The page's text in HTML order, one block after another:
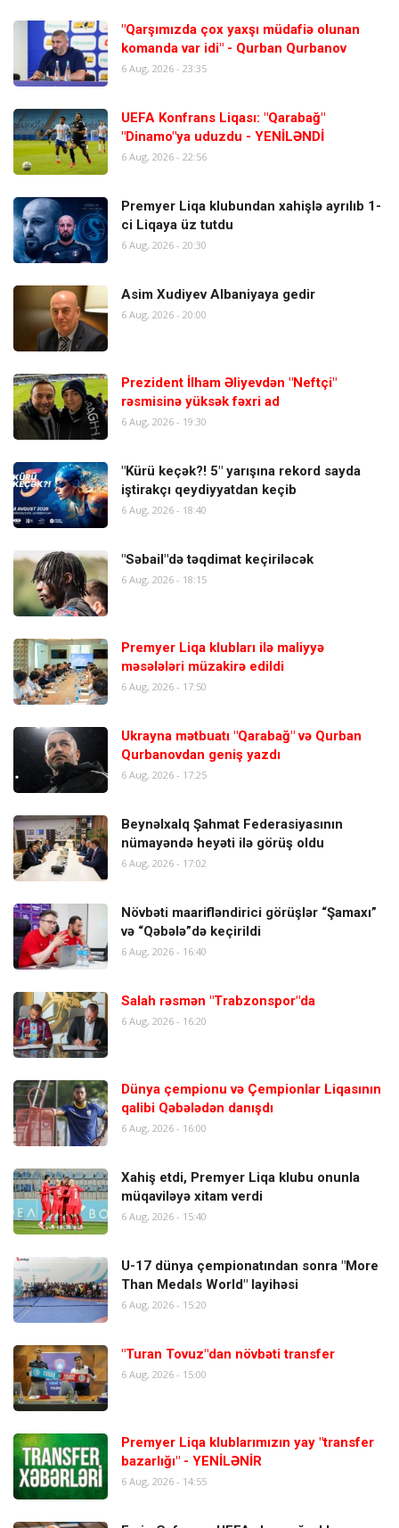
"Qarşımızda çox yaxşı müdafiə olunan
komanda var idi" - Qurban Qurbanov
6 Aug, 2026 - 23:35
UEFA Konfrans Liqası: "Qarabağ"
"Dinamo"ya uduzdu - YENİLƏNDİ
6 Aug, 2026 - 22:56
Premyer Liqa klubundan xahişlə ayrılıb 1-
ci Liqaya üz tutdu
6 Aug, 2026 - 20:30
Asim Xudiyev Albaniyaya gedir
6 Aug, 2026 - 20:00
Prezident İlham Əliyevdən "Neftçi"
rəsmisinə yüksək fəxri ad
6 Aug, 2026 - 19:30
"Kürü keçək?! 5" yarışına rekord sayda
iştirakçı qeydiyyatdan keçib
6 Aug, 2026 - 18:40
"Səbail"də təqdimat keçiriləcək
6 Aug, 2026 - 18:15
Premyer Liqa klubları ilə maliyyə
məsələləri müzakirə edildi
6 Aug, 2026 - 17:50
Ukrayna mətbuatı "Qarabağ" və Qurban
Qurbanovdan geniş yazdı
6 Aug, 2026 - 17:25
Beynəlxalq Şahmat Federasiyasının
nümayəndə heyəti ilə görüş oldu
6 Aug, 2026 - 17:02
Növbəti maarifləndirici görüşlər “Şamaxı”
və “Qəbələ”də keçirildi
6 Aug, 2026 - 16:40
Salah rəsmən "Trabzonspor"da
6 Aug, 2026 - 16:20
Dünya çempionu və Çempionlar Liqasının
qalibi Qəbələdən danışdı
6 Aug, 2026 - 16:00
Xahiş etdi, Premyer Liqa klubu onunla
müqaviləyə xitam verdi
6 Aug, 2026 - 15:40
U-17 dünya çempionatından sonra "More
Than Medals World" layihəsi
6 Aug, 2026 - 15:20
"Turan Tovuz"dan növbəti transfer
6 Aug, 2026 - 15:00
Premyer Liqa klublarımızın yay "transfer
bazarlığı" - YENİLƏNİR
6 Aug, 2026 - 14:55